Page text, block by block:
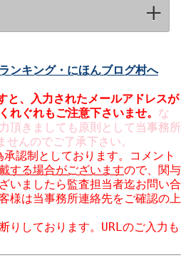
to expand contents
と、入力された メールアドレスが
れぐれもご注意下さいませ。 な
頂きましても原則として当事務所
んのでご了承下さい。
認制としております。コメント
する場合がございますので、関与
いましたら監査担当者迄お問い合
様は当事務所連絡先をご確認の上
りしております。URLのご入力も